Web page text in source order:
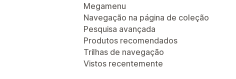
Megamenu
Navegação na página de coleção
Pesquisa avançada
Produtos recomendados
Trilhas de navegação
Vistos recentemente